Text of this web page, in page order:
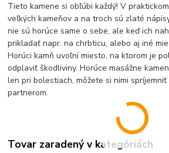
Tieto kamene si obľúbi každý! V
veľkých kameňov a na troch sú zlaté
nie sú horúce same o sebe, ale keď ich
prikladať napr. na chrbticu, alebo aj iné
Horúci kamň uvoľní miesto, na ktorom je
odplaviť škodliviny. Horúce masážne
len pri bolestiach, môžete si nimi
partnerom.
Tovar zaradený v kategóriách